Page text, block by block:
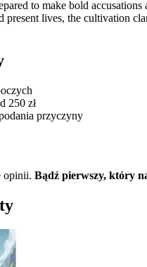
to make bold
present lives, the cultivation
250 zł
przyczyny
opinii. Bądź pierwszy, który